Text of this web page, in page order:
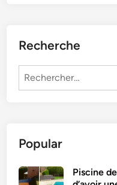
Recherche
Rechercher :
Popular
Piscine